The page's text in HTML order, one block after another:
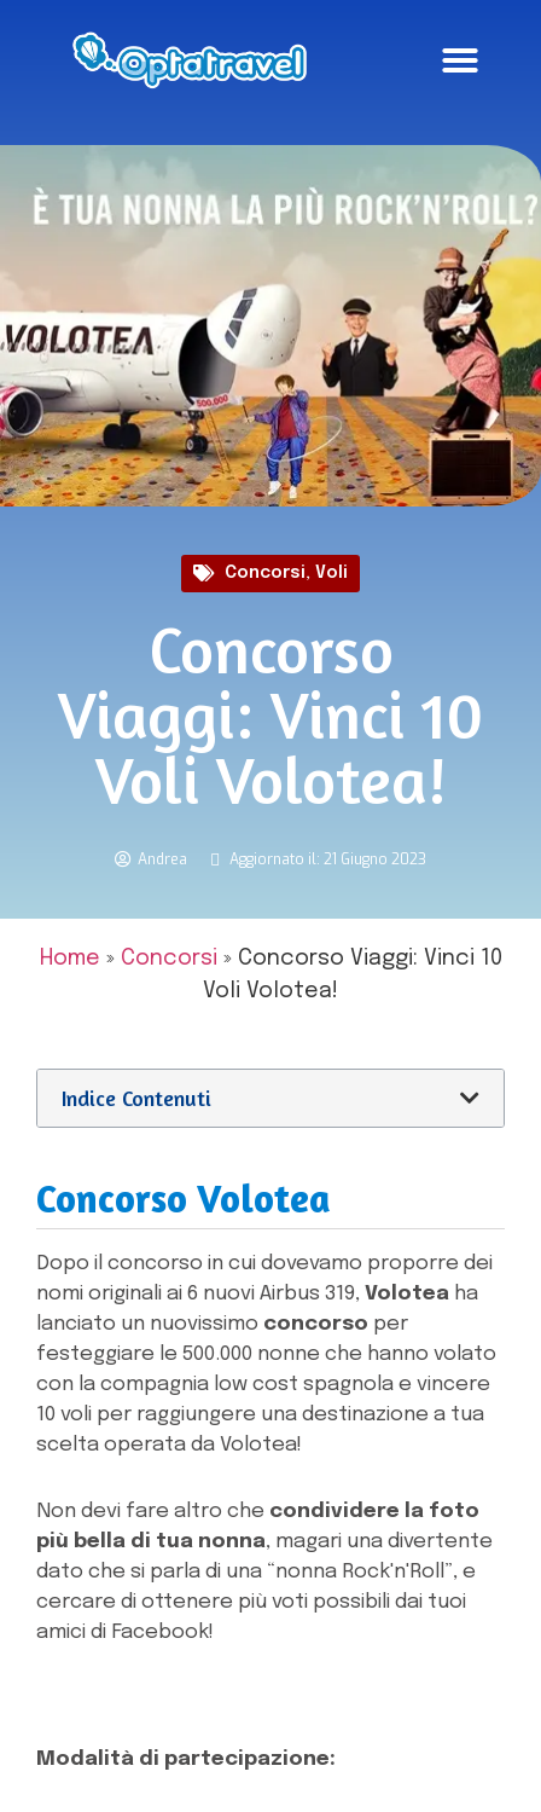
Concorsi, Voli
Concorso
Viaggi: Vinci 10
Voli Volotea!
Andrea Aggiornato il: 21 Giugno 2023
Home » Concorsi » Concorso Viaggi: Vinci 10
Voli Volotea!
Indice Contenuti
Concorso Volotea
Dopo il concorso in cui dovevamo proporre dei
nomi originali ai 6 nuovi Airbus 319, Volotea ha
lanciato un nuovissimo concorso per
festeggiare le 500.000 nonne che hanno volato
con la compagnia low cost spagnola e vincere
10 voli per raggiungere una destinazione a tua
scelta operata da Volotea!
Non devi fare altro che condividere la foto
più bella di tua nonna, magari una divertente
dato che si parla di una “nonna Rock'n'Roll”, e
cercare di ottenere più voti possibili dai tuoi
amici di Facebook!
Modalità di partecipazione: